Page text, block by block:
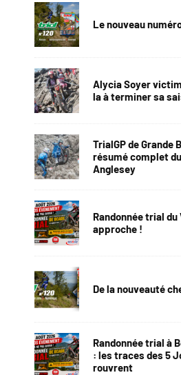
Le nouveau
Alycia Soyer
la à terminer sa
TrialGP de Grande
résumé complet
Anglesey
Randonnée trial du
approche !
De la nouveauté
Randonnée trial à
: les traces des 5
rouvrent